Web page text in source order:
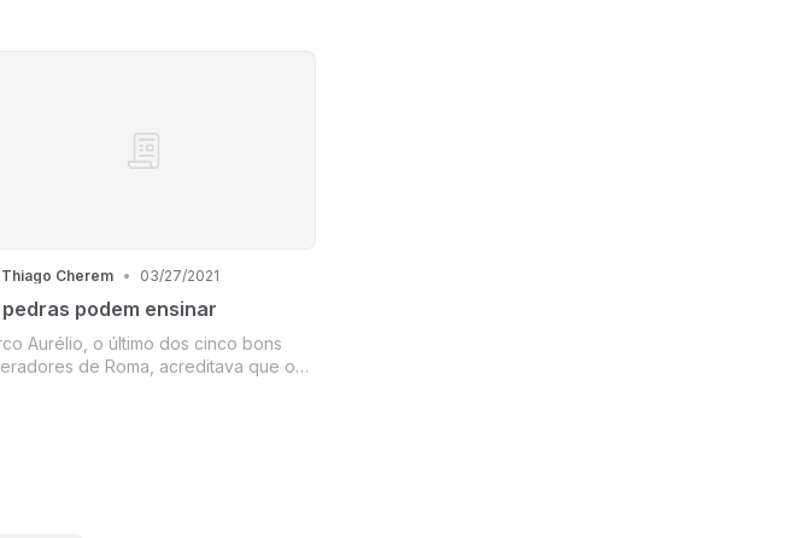
Thiago Cherem • 03/27/2021
podem ensinar
Aurélio, o último dos cinco bons
de Roma, acreditava que os